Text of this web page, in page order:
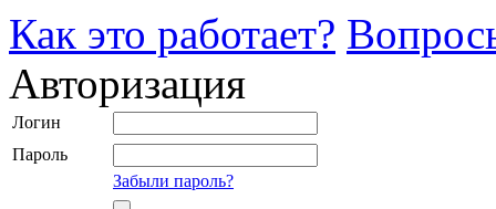
Как это работает?
Авторизация
Логин
Пароль
Забыли пароль?